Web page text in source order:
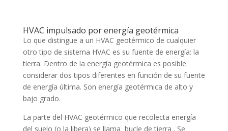
HVAC impulsado por energía geotérmica
Lo que distingue a un HVAC geotérmico de cualquier
otro tipo de sistema HVAC es su fuente de energía: la
tierra. Dentro de la energía geotérmica es posible
considerar dos tipos diferentes en función de su fuente
de energía última. Son energía geotérmica de alto y
bajo grado.
La parte del HVAC geotérmico que recolecta energía
del suelo (o la libera) se llama bucle de tierra . Se